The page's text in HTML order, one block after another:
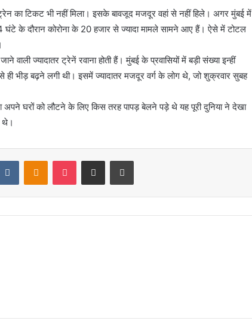
का टिकट भी नहीं मिला। इसके बावजूद मजदूर वहां से नहीं हिले। अगर मुंबई में
के दौरान कोरोना के 20 हजार से ज्यादा मामले सामने आए हैं। ऐसे में टोटल
वाली ज्यादातर ट्रेनें रवाना होती हैं। मुंबई के प्रवासियों में बड़ी संख्या इन्हीं
ही भीड़ बढ़ने लगी थी। इसमें ज्यादातर मजदूर वर्ग के लोग थे, जो शुक्रवार सुबह
अपने घरों को लौटने के लिए किस तरह पापड़ बेलने पड़े थे यह पूरी दुनिया ने देखा
थे।
VKontakteOdnoklassniki
Pocket Share via Email Print